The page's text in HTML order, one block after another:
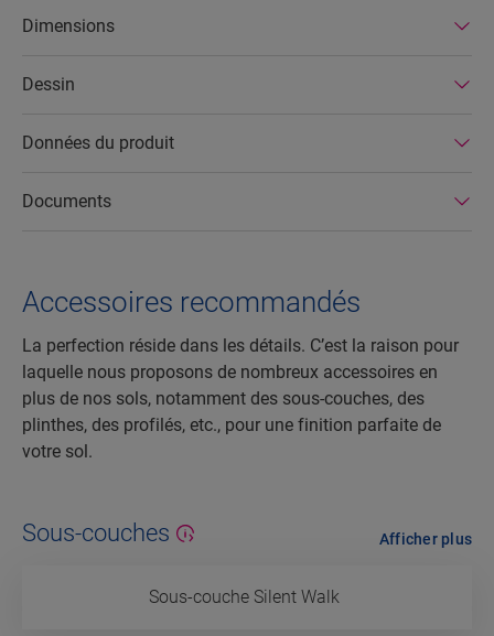
sols stratifiés Quick-Step ont une durée de vie
Dimensions
Dessin
Données du produit
Documents
Accessoires recommandés
La perfection réside dans les détails. C’est la raison pour
laquelle nous proposons de nombreux accessoires en
plus de nos sols, notamment des sous-couches, des
plinthes, des profilés, etc., pour une finition parfaite de
votre sol.
Sous-couches
Sous-couche Silent Walk
Afficher plus